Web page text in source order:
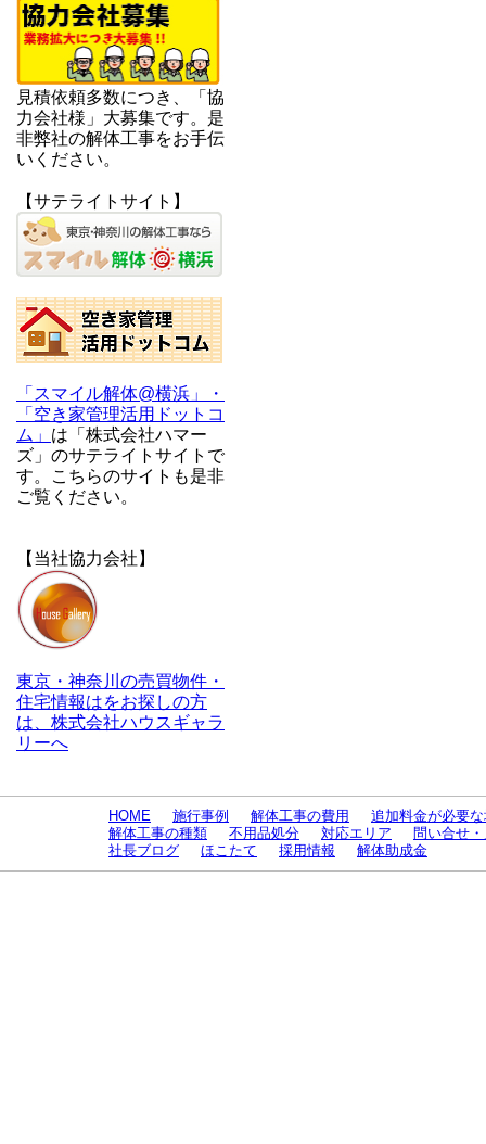
見積依頼多数につき、「協
力会社様」大募集です。是
非弊社の解体工事をお手伝
いください。
【サテライトサイト】
「スマイル解体@横浜」・
「空き家管理活用ドットコ
ム」 は「株式会社ハマー
ズ」のサテライトサイトで
す。こちらのサイトも是非
ご覧ください。
【当社協力会社】
東京・神奈川の売買物件・
住宅情報はをお探しの方
は、株式会社ハウスギャラ
リーへ
HOME 施行事例 解体工事の費用
追加料金が必要
解体工事の種類
不用品処分 対応エリア
問い合せ
社長ブログ
ほこたて 採用情報 解体助成金